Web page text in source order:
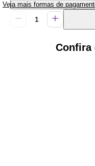
Veja mais formas de
Confira